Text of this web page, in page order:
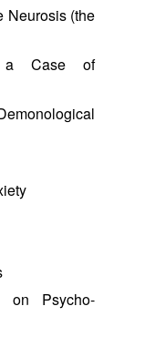
Neurosis (the
a Case of
on Psycho-